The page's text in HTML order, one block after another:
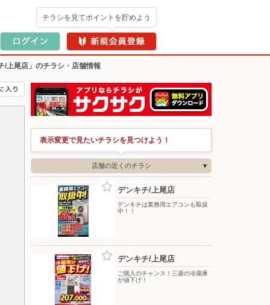
チラシを見てポイントを貯めよう
/上尾店」のチラシ・店舗情報
表示変更で見たいチラシを見つけよう！
店舗の近くのチラシ
デンキチ/上尾店
デンキチは業務用エアコンも取扱
中！！
デンキチ/上尾店
ご購入のチャンス！三菱の冷蔵庫
が値下げ！